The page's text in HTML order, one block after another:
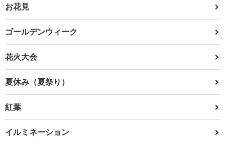
お花見
ゴールデンウィーク
花火大会
夏休み（夏祭り）
紅葉
イルミネーション